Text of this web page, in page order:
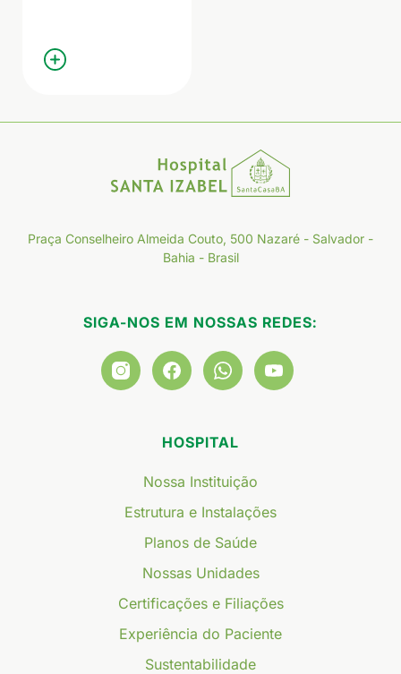
Praça Conselheiro Almeida Couto, 500 Nazaré - Salvador -
Bahia - Brasil
SIGA-NOS EM NOSSAS REDES:
HOSPITAL
Nossa Instituição
Estrutura e Instalações
Planos de Saúde
Nossas Unidades
Certificações e Filiações
Experiência do Paciente
Sustentabilidade